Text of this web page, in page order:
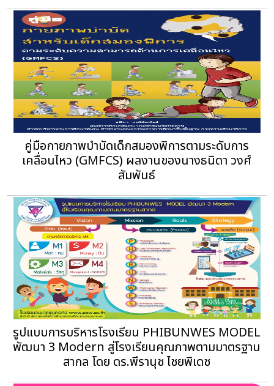
คู่มือกายภาพบำบัดเด็กสมองพิการตามระดับการ
เคลื่อนไหว (GMFCS) ผลงานของนางธนิดา วงศ์
สัมพันธ์
รูปแบบการบริหารโรงเรียน PHIBUNWES MODEL
พัฒนา 3 Modern สู่โรงเรียนคุณภาพตามมาตรฐาน
สากล โดย ดร.พีรานุช ไชยพิเดช